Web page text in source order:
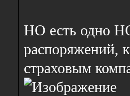
НО есть одно
распоряжений,
страховым